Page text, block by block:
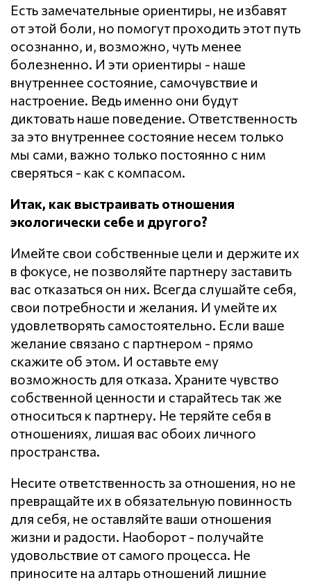
Есть замечательные ориентиры, не избавят
от этой боли, но помогут проходить этот путь
осознанно, и, возможно, чуть менее
болезненно. И эти ориентиры - наше
внутреннее состояние, самочувствие и
настроение. Ведь именно они будут
диктовать наше поведение. Ответственность
за это внутреннее состояние несем только
мы сами, важно только постоянно с ним
сверяться - как с компасом.
Итак, как выстраивать отношения
экологически себе и другого?
Имейте свои собственные цели и держите их
в фокусе, не позволяйте партнеру заставить
вас отказаться он них. Всегда слушайте себя,
свои потребности и желания. И умейте их
удовлетворять самостоятельно. Если ваше
желание связано с партнером - прямо
скажите об этом. И оставьте ему
возможность для отказа. Храните чувство
собственной ценности и старайтесь так же
относиться к партнеру. Не теряйте себя в
отношениях, лишая вас обоих личного
пространства.
Несите ответственность за отношения, но не
превращайте их в обязательную повинность
для себя, не оставляйте ваши отношения
жизни и радости. Наоборот - получайте
удовольствие от самого процесса. Не
приносите на алтарь отношений лишние